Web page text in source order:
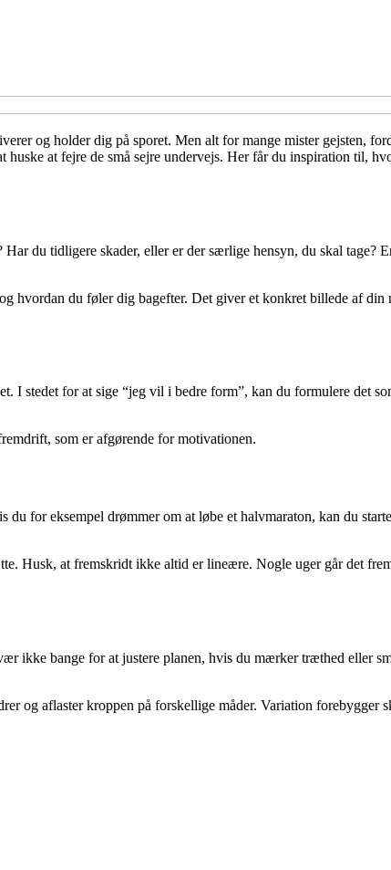
og holder dig på sporet. Men alt for mange mister gejsten,
at fejre de små sejre undervejs. Her får du inspiration til,
du tidligere skader, eller er der særlige hensyn, du skal tage?
hvordan du føler dig bagefter. Det giver et konkret billede af
I stedet for at sige “jeg vil i bedre form”, kan du formulere det
som er afgørende for motivationen.
for eksempel drømmer om at løbe et halvmaraton, kan du
Husk, at fremskridt ikke altid er lineære. Nogle uger går det
ikke bange for at justere planen, hvis du mærker træthed eller
og aflaster kroppen på forskellige måder. Variation forebygger